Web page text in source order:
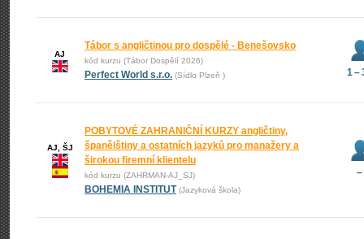
AJ
Tábor s angličtinou pro dospělé - Benešovsko
kód kurzu (Tábor Dospělí 2026)
Perfect World s.r.o. (Sídlo Plzeň ) 1 –
AJ, ŠJ
POBYTOVÉ ZAHRANIČNÍ KURZY angličtiny,
španělštiny a ostatních jazyků pro manažery a
širokou firemní klientelu
kód kurzu (ZAHRMAN-AJ_SJ)
BOHEMIA INSTITUT (Jazyková škola)
–